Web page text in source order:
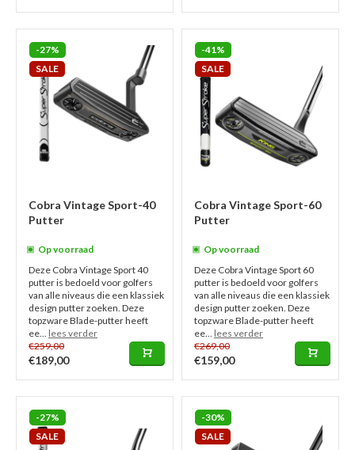
-27%
SALE
Cobra Vintage Sport-40
Putter
Op voorraad
Deze Cobra Vintage Sport 40
putter is bedoeld voor golfers
van alle niveaus die een klassiek
design putter zoeken. Deze
topzware Blade-putter heeft
ee... lees verder
€259,00
€189,00
-41%
SALE
Cobra Vintage Sport-60
Putter
Op voorraad
Deze Cobra Vintage Sport 60
putter is bedoeld voor golfers
van alle niveaus die een klassiek
design putter zoeken. Deze
topzware Blade-putter heeft
ee... lees verder
€269,00
€159,00
-27%
SALE
-30%
SALE